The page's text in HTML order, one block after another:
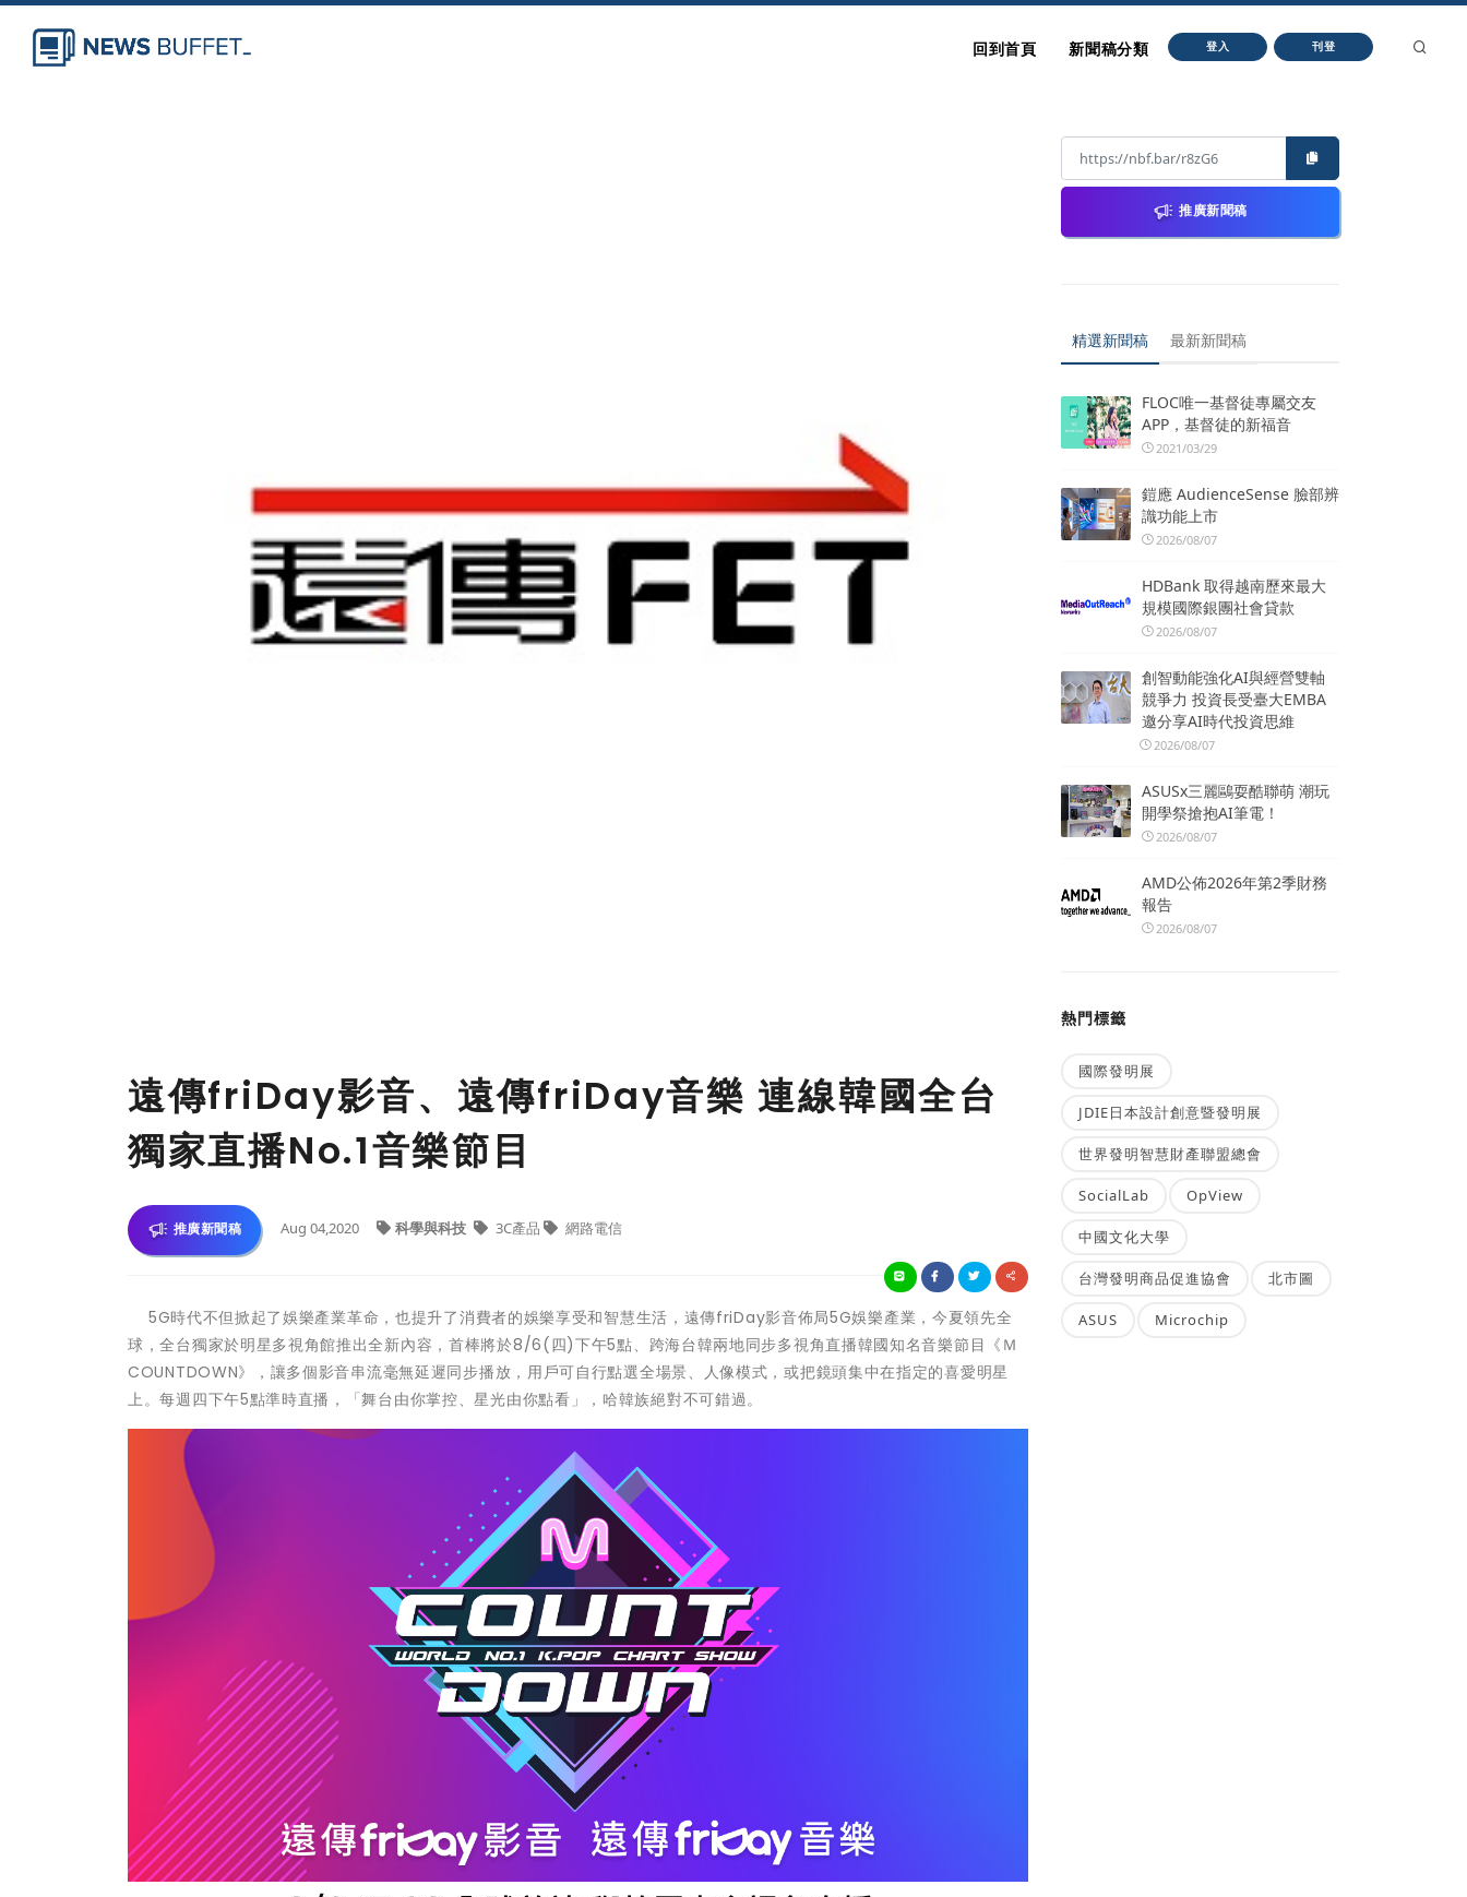
回到首頁 新聞稿分類 登入 刊登
遠傳friDay影音、遠傳friDay音樂 連線韓國全台
獨家直播No.1音樂節目
推廣新聞稿 Aug 04,2020 科學與科技 3C產品 網路電信
5G時代不但掀起了娛樂產業革命，也提升了消費者的娛樂享受和智慧生活，遠傳friDay影音佈局5G娛樂產業，今夏領先全
球，全台獨家於明星多視角館推出全新內容，首棒將於8/6(四)下午5點、跨海台韓兩地同步多視角直播韓國知名音樂節目《Ｍ
COUNTDOWN》，讓多個影音串流毫無延遲同步播放，用戶可自行點選全場景、人像模式，或把鏡頭集中在指定的喜愛明星
上。每週四下午5點準時直播，「舞台由你掌控、星光由你點看」，哈韓族絕對不可錯過。
推廣新聞稿
精選新聞稿 最新新聞稿
FLOC唯一基督徒專屬交友
APP，基督徒的新福音
2021/03/29
鎧應 AudienceSense 臉部辨
識功能上市
2026/08/07
HDBank 取得越南歷來最大
規模國際銀團社會貸款
2026/08/07
創智動能強化AI與經營雙軸
競爭力 投資長受臺大EMBA
邀分享AI時代投資思維
2026/08/07
ASUSx三麗鷗耍酷聯萌 潮玩
開學祭搶抱AI筆電！
2026/08/07
AMD公佈2026年第2季財務
報告
2026/08/07
熱門標籤
國際發明展
JDIE日本設計創意暨發明展
世界發明智慧財產聯盟總會
SocialLab OpView
中國文化大學
台灣發明商品促進協會 北市圖
ASUS Microchip